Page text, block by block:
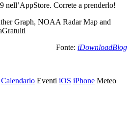
nell’AppStore. Correte a prenderlo!
Graph, NOAA Radar Map and
Gratuiti
Fonte: iDownloadBlog
Calendario Eventi iOS iPhone Meteo